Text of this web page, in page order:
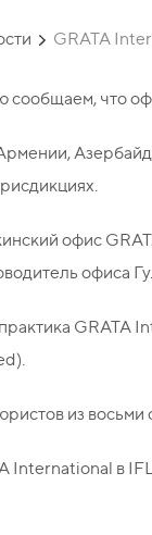
GRATA
сообщаем, что
офис
офиса
практика
из
International в